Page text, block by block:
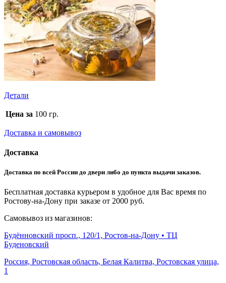
Детали
Цена за 100 гр.
Доставка и самовывоз
Доставка
Доставка по всей России до двери либо до пункта выдачи заказов.
Бесплатная доставка курьером в удобное для Вас время по
Ростову-на-Дону при заказе от 2000 руб.
Самовывоз из магазинов:
Будённовский просп., 120/1, Ростов-на-Дону • ТЦ
Буденовский
Россия, Ростовская область, Белая Калитва, Ростовская улица,
1